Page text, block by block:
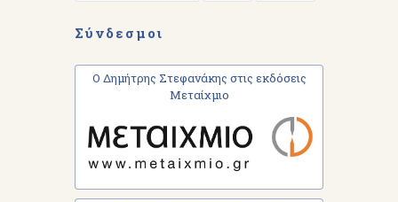
Σύνδεσμοι
Ο Δημήτρης Στεφανάκης στις εκδόσεις
Μεταίχμιο